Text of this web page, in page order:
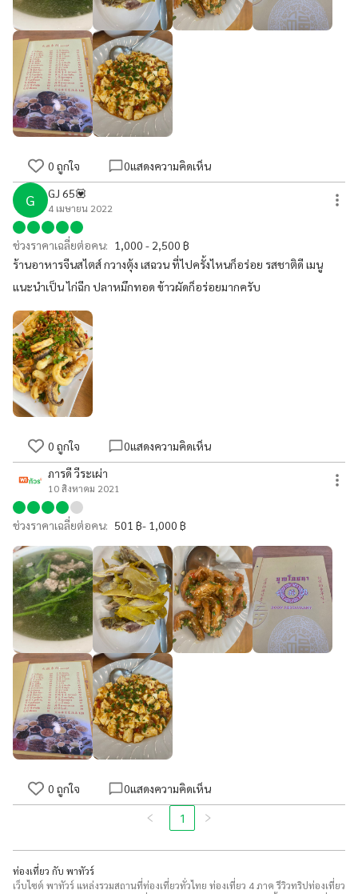
0 ถูกใจ 0แสดงความคิดเห็น
G GJ 65💟
4 เมษายน 2022
ช่วงราคาเฉลี่ยต่อคน: 1,000 - 2,500 ฿
ร้านอาหารจีนสไตส์ กวางตุ้ง เสฉวน ที่ไปครั้งไหนก็อร่อย รสชาติดี เมนู
แนะนำเป็น ไก่ฉีก ปลาหมึกทอด ข้าวผัดก็อร่อยมากครับ
0 ถูกใจ 0แสดงความคิดเห็น
ภารดี วีระเผ่า
10 สิงหาคม 2021
ช่วงราคาเฉลี่ยต่อคน: 501 ฿- 1,000 ฿
0 ถูกใจ 0แสดงความคิดเห็น
1
ท่องเที่ยว กับ พาทัวร์
เว็บไซต์ พาทัวร์ แหล่งรวมสถานที่ท่องเที่ยวทั่วไทย ท่องเที่ยว 4 ภาค รีวิวทริปท่องเที่ยว